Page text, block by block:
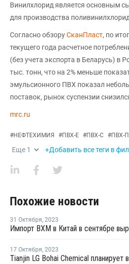
Винилхлорид является основным
для производства
Согласно обзоруСканПласт, по
текущего года расчетное
(без учета экспорта в Беларусь) в
тыс. тонн, что на 2% меньше
эмульсионного ПВХ показал
поставок, рынок суспензии
mrc.ru
#НЕФТЕХИМИЯ #ПВХ-Е #ПВХ-С #ПВХ-
Еще 1 +Добавить все теги в
Похожие новости
31 Октября, 2023
Импорт ВХМ в Китай в сентябре
17 Октября, 2023